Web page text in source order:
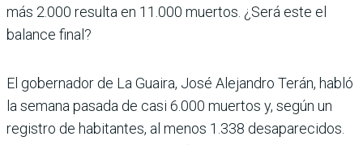
más 2.000 resulta en 11.000 muertos. ¿Será este el
balance final?
El gobernador de La Guaira, José Alejandro Terán, habló
la semana pasada de casi 6.000 muertos y, según un
registro de habitantes, al menos 1.338 desaparecidos.